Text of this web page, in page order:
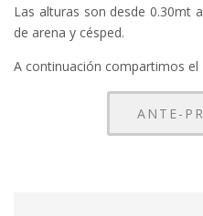
Las alturas son desde 0.30mt
de arena y césped.
A continuación compartimos el
ANTE-